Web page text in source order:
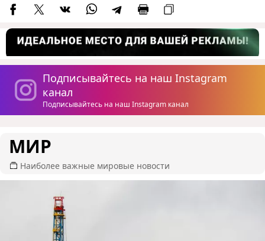
Подписывайтесь на наш Instagram
канал
Подписывайтесь на наш Instagram канал
МИР
Наиболее важные мировые новости